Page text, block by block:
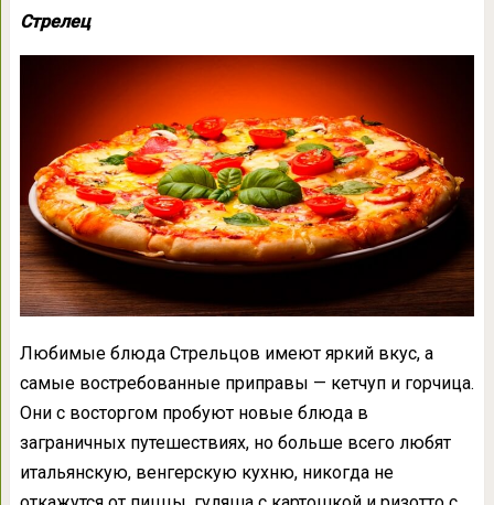
Стрелец
Любимые блюда Стрельцов имеют яркий вкус, а
самые востребованные приправы — кетчуп и горчица.
Они с восторгом пробуют новые блюда в
заграничных путешествиях, но больше всего любят
итальянскую, венгерскую кухню, никогда не